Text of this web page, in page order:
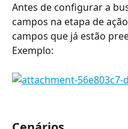
Antes de configurar a
campos na etapa de
campos que já estão
Exemplo: